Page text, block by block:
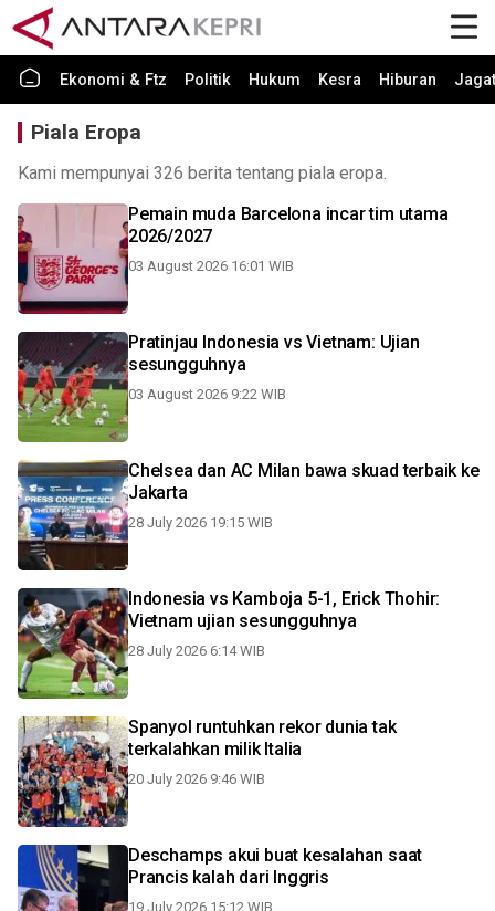
Ekonomi & Ftz Politik Hukum Kesra Hiburan Jagat
Piala Eropa
Kami mempunyai 326 berita tentang piala eropa.
Pemain muda Barcelona incar tim utama
2026/2027
03 August 2026 16:01 WIB
Pratinjau Indonesia vs Vietnam: Ujian
sesungguhnya
03 August 2026 9:22 WIB
Chelsea dan AC Milan bawa skuad terbaik ke
Jakarta
28 July 2026 19:15 WIB
Indonesia vs Kamboja 5-1, Erick Thohir:
Vietnam ujian sesungguhnya
28 July 2026 6:14 WIB
Spanyol runtuhkan rekor dunia tak
terkalahkan milik Italia
20 July 2026 9:46 WIB
Deschamps akui buat kesalahan saat
Prancis kalah dari Inggris
19 July 2026 15:12 WIB